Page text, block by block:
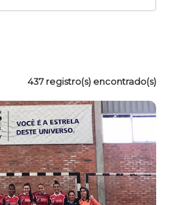
437 registro(s) encontrado(s)